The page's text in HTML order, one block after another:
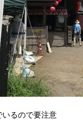
いるので要注意